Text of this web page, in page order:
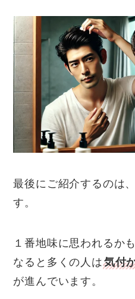
最後にご紹介するのは
す。
１番地味に思われるか
なると多くの人は気付
が進んでいます。